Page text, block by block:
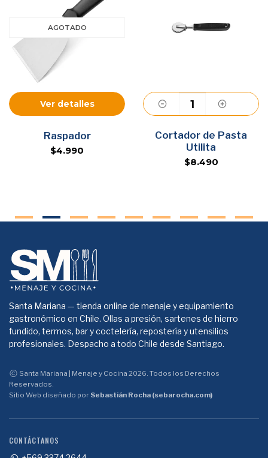
Ver detalles
AGOTADO
Raspador
$4.990
Agregar
Cortador de Pasta
Utilita
$8.490
Santa Mariana — tienda online de menaje y equipamiento
gastronómico en Chile. Ollas a presión, sartenes de hierro
fundido, termos, bar y coctelería, repostería y utensilios
profesionales. Despacho a todo Chile desde Santiago.
Santa Mariana | Menaje y Cocina 2026. Todos los Derechos
Reservados.
Sitio Web diseñado por Sebastián Rocha (sebarocha.com)
CONTÁCTANOS